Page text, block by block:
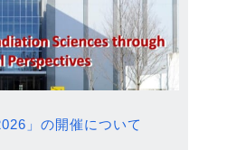
」の開催について